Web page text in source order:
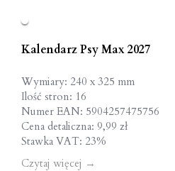
Kalendarz Psy Max 2027
Wymiary: 240 x 325 mm
Ilość stron: 16
Numer EAN: 5904257475756
Cena detaliczna: 9,99 zł
Stawka VAT: 23%
Czytaj więcej →